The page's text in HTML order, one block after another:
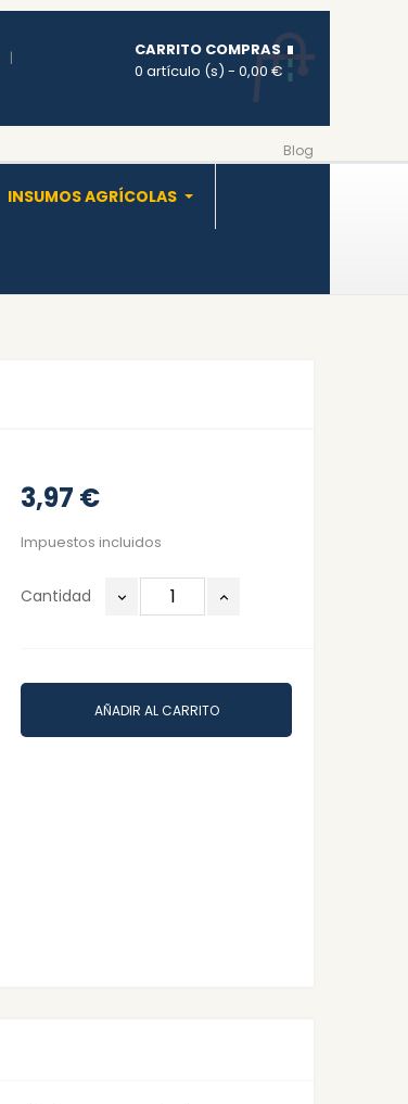
CARRITO COMPRAS
0 artículo (s) - 0,00 €
Blog
INSUMOS AGRÍCOLAS
3,97 €
Impuestos incluidos
Cantidad
AÑADIR AL CARRITO